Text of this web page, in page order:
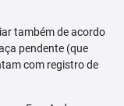
também de acordo
pendente (que
com registro de